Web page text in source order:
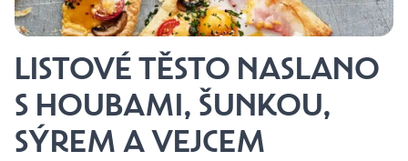
LISTOVÉ TĚSTO NASLANO
S HOUBAMI, ŠUNKOU,
SÝREM A VEJCEM